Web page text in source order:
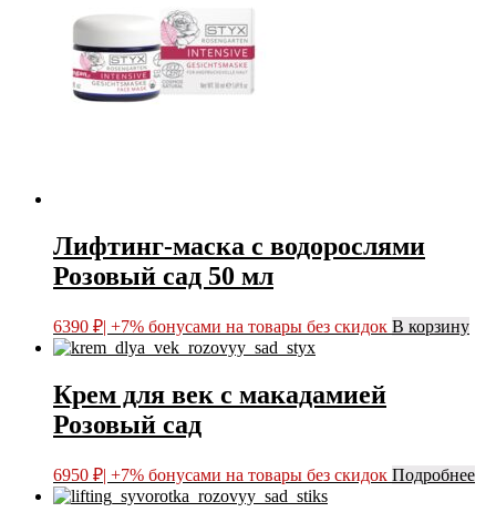
Лифтинг-маска с водорослями
Розовый сад 50 мл
6390 ₽| +7% бонусами на товары без скидок В корзину
Крем для век с макадамией
Розовый сад
6950 ₽| +7% бонусами на товары без скидок Подробнее